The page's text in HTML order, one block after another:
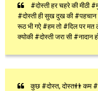
#दोस्ती हर चहरे की मीठी
#दोस्ती ही सुख दुख की #पहचान
रूठ भी गऐ #हम तो #दिल पर मत
क्योकी #दोस्ती जरा सी #नादान
कुछ #दोस्त, दोस्त👬 कम